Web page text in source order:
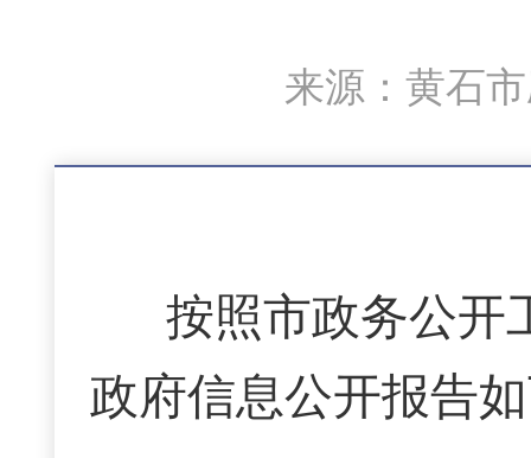
来源：黄石
按照市政务公开
政府信息公开报告